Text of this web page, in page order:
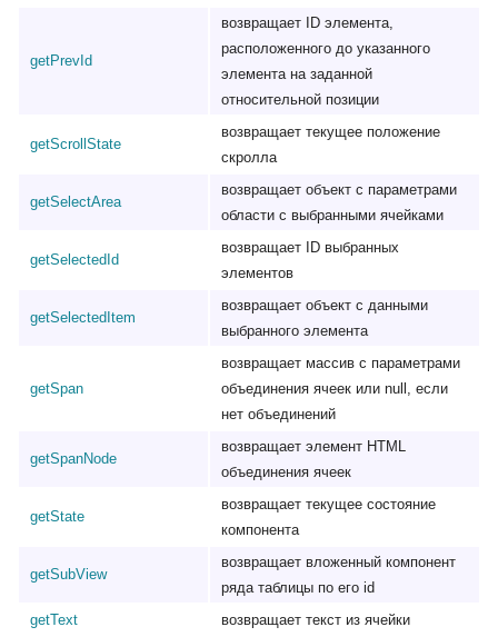
getPrevId
возвращает ID элемента,
расположенного до указанного
элемента на заданной
относительной позиции
getScrollState
возвращает текущее положение
скролла
getSelectArea
возвращает объект с параметрами
области с выбранными ячейками
getSelectedId
возвращает ID выбранных
элементов
getSelectedItem
возвращает объект с данными
выбранного элемента
getSpan
возвращает массив с параметрами
объединения ячеек или null, если
нет объединений
getSpanNode
возвращает элемент HTML
объединения ячеек
getState
возвращает текущее состояние
компонента
getSubView
возвращает вложенный компонент
ряда таблицы по его id
getText
возвращает текст из ячейки